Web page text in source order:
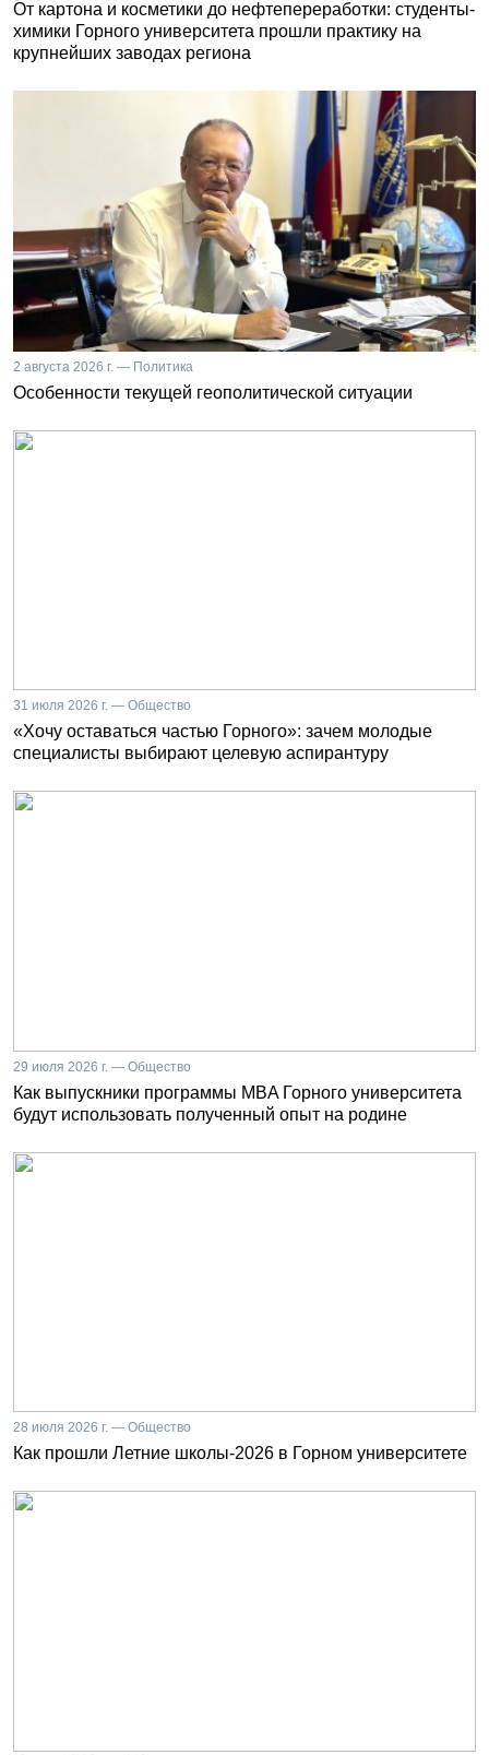
От картона и косметики до нефтепереработки: студенты-
химики Горного университета прошли практику на
крупнейших заводах региона
2 августа 2026 г. — Политика
Особенности текущей геополитической ситуации
31 июля 2026 г. — Общество
«Хочу оставаться частью Горного»: зачем молодые
специалисты выбирают целевую аспирантуру
29 июля 2026 г. — Общество
Как выпускники программы MBA Горного университета
будут использовать полученный опыт на родине
28 июля 2026 г. — Общество
Как прошли Летние школы-2026 в Горном университете